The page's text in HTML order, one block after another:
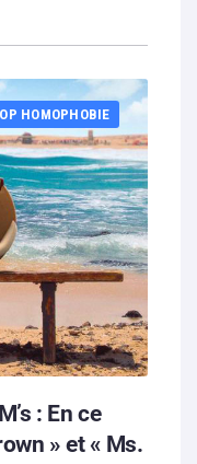
HOMOPHOBIE
: En ce
» et « Ms.